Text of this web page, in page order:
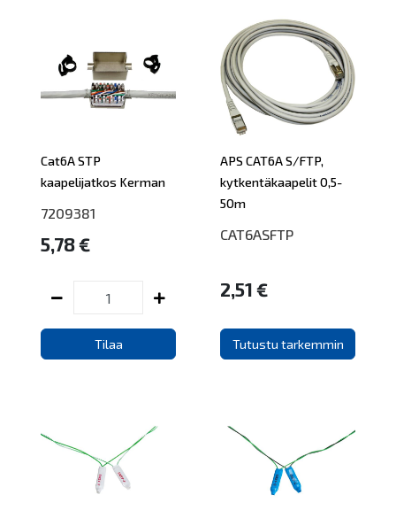
Cat6A STP
kaapelijatkos Kerman
7209381
5,78 €
Tilaa
APS CAT6A S/FTP,
kytkentäkaapelit 0,5-
50m
CAT6ASFTP
2,51 €
Tutustu tarkemmin